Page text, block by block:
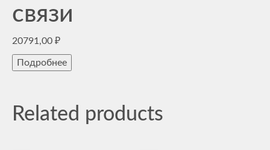
связи
20791,00 ₽
Подробнее
Related products